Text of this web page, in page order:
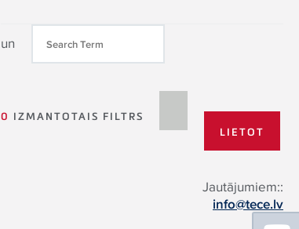
un
0 IZMANTOTAIS FILTRS
Jautājumiem::
info@tece.lv
Floating